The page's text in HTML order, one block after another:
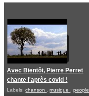
Avec Bientôt, Pierre Perret
chante l'après covid !
Labels:chanson ,musique ,people